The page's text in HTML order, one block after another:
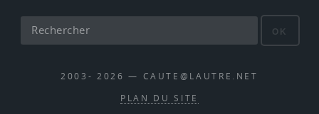
OK
2003- 2026 — CAUTE@LAUTRE.NET
PLAN DU SITE